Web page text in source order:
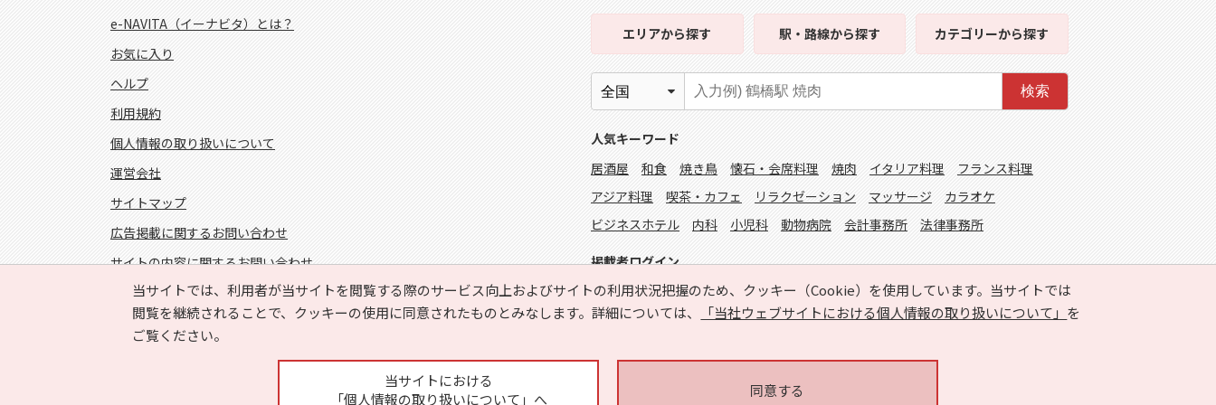
当サイトでは、利用者が当サイトを閲覧する際のサービス向上およびサイトの利用状況把握のため、クッキー（Cookie）を使用しています。当サイトでは
閲覧を継続されることで、クッキーの使用に同意されたものとみなします。詳細については、
「当社ウェブサイトにおける個人情報の取り扱いについて」 を
ご覧ください。
当サイトにおける
「個人情報の取り扱いについて」へ
同意する
e-NAVITA（イーナビタ）とは？
お気に入り
ヘルプ
利用規約
個人情報の取り扱いについて
運営会社
サイトマップ
広告掲載に関するお問い合わせ
サイトの内容に関するお問い合わせ
エリアから探す 駅・路線から探す カテゴリーから探す
検索
人気キーワード
居酒屋
和食 焼き鳥 懐石・会席料理 焼肉 イタリア料理
フランス料理
アジア料理
喫茶・カフェ リラクゼーション マッサージ
カラオケ
ビジネスホテル
内科 小児科 動物病院 会計事務所 法律事務所
掲載者ログイン
FOLLOW US!